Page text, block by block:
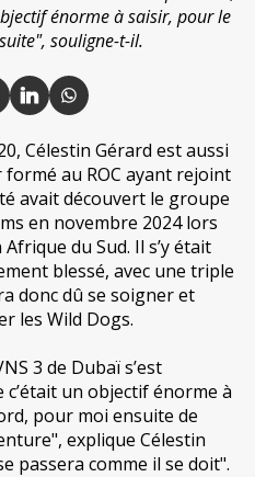
énorme à saisir, pour le
souligne-t-il.
Célestin Gérard est aussi
au ROC ayant rejoint
avait découvert le groupe
en novembre 2024 lors
du Sud. Il s’y était
blessé, avec une triple
donc dû se soigner et
les Wild Dogs.
3 de Dubaï s’est
un objectif énorme à
pour moi ensuite de
explique Célestin
passera comme il se doit".